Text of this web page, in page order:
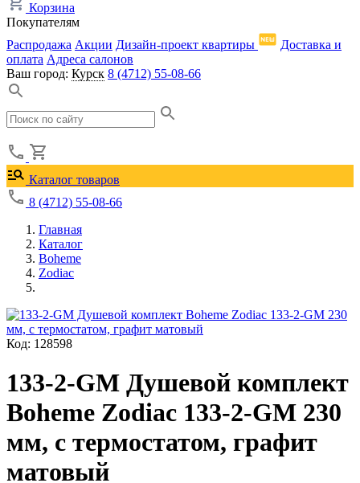
Корзина
Покупателям
Распродажа Акции Дизайн-проект квартиры
Доставка и
оплата Адреса салонов
Ваш город: Курск 8 (4712) 55-08-66
Каталог товаров
8 (4712) 55-08-66
Главная
Каталог
Boheme
Zodiac
Код: 128598
133-2-GM Душевой комплект
Boheme Zodiac 133-2-GM 230
мм, с термостатом, графит
матовый